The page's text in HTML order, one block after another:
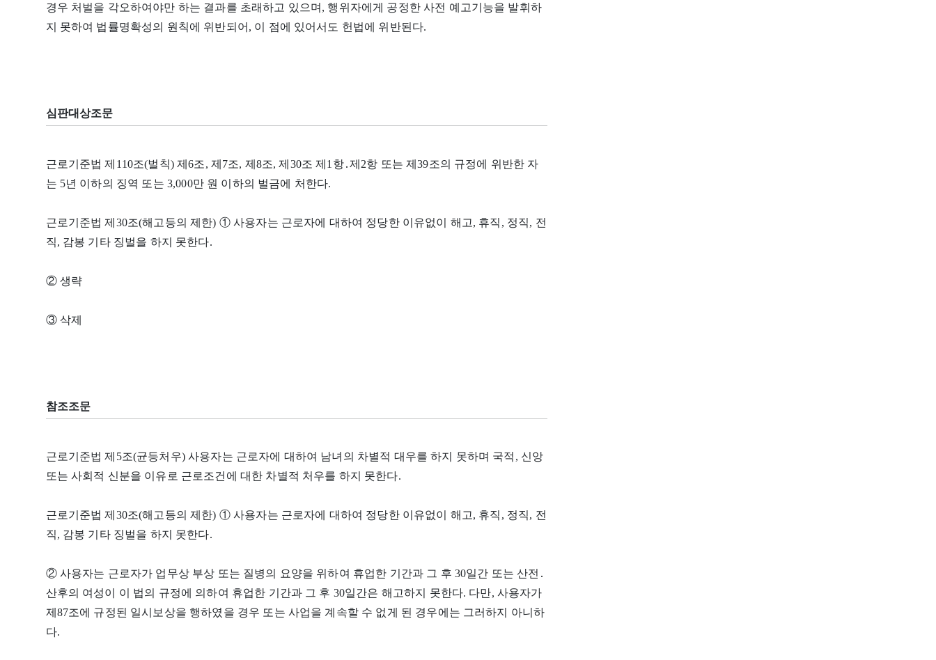
경우 처벌을 각오하여야만 하는 결과를 초래하고 있으며, 행위자에게 공정한 사전 예고기능을 발휘하
지 못하여 법률명확성의 원칙에 위반되어, 이 점에 있어서도 헌법에 위반된다.
심판대상조문
근로기준법 제110조(벌칙) 제6조, 제7조, 제8조, 제30조 제1항․제2항 또는 제39조의 규정에 위반한 자
는 5년 이하의 징역 또는 3,000만 원 이하의 벌금에 처한다.
근로기준법 제30조(해고등의 제한) ① 사용자는 근로자에 대하여 정당한 이유없이 해고, 휴직, 정직, 전
직, 감봉 기타 징벌을 하지 못한다.
② 생략
③ 삭제
참조조문
근로기준법 제5조(균등처우) 사용자는 근로자에 대하여 남녀의 차별적 대우를 하지 못하며 국적, 신앙
또는 사회적 신분을 이유로 근로조건에 대한 차별적 처우를 하지 못한다.
근로기준법 제30조(해고등의 제한) ① 사용자는 근로자에 대하여 정당한 이유없이 해고, 휴직, 정직, 전
직, 감봉 기타 징벌을 하지 못한다.
② 사용자는 근로자가 업무상 부상 또는 질병의 요양을 위하여 휴업한 기간과 그 후 30일간 또는 산전․
산후의 여성이 이 법의 규정에 의하여 휴업한 기간과 그 후 30일간은 해고하지 못한다. 다만, 사용자가
제87조에 규정된 일시보상을 행하였을 경우 또는 사업을 계속할 수 없게 된 경우에는 그러하지 아니하
다.